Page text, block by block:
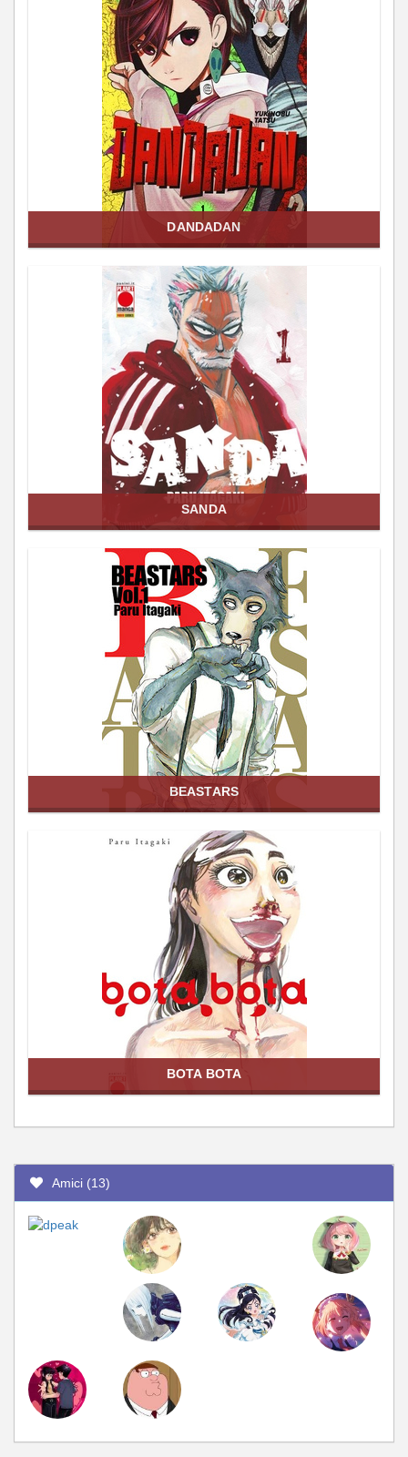
DANDADAN
SANDA
BEASTARS
BOTA BOTA
Amici (13)